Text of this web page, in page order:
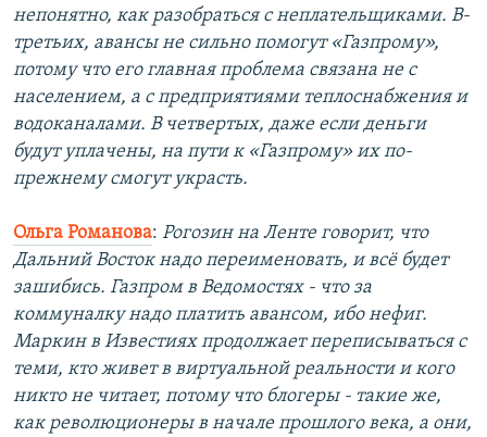
непонятно, как разобраться с неплательщиками. В-
третьих, авансы не сильно помогут «Газпрому»,
потому что его главная проблема связана не с
населением, а с предприятиями теплоснабжения и
водоканалами. В четвертых, даже если деньги
будут уплачены, на пути к «Газпрому» их по-
прежнему смогут украсть.
Ольга Романова: Рогозин на Ленте говорит, что
Дальний Восток надо переименовать, и всё будет
зашибись. Газпром в Ведомостях - что за
коммуналку надо платить авансом, ибо нефиг.
Маркин в Известиях продолжает переписываться с
теми, кто живет в виртуальной реальности и кого
никто не читает, потому что блогеры - такие же,
как революционеры в начале прошлого века, а они,